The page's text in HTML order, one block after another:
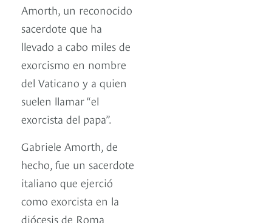
Amorth, un reconocido
sacerdote que ha
llevado a cabo miles de
exorcismo en nombre
del Vaticano y a quien
suelen llamar “el
exorcista del papa”.
Gabriele Amorth, de
hecho, fue un sacerdote
italiano que ejerció
como exorcista en la
diócesis de Roma